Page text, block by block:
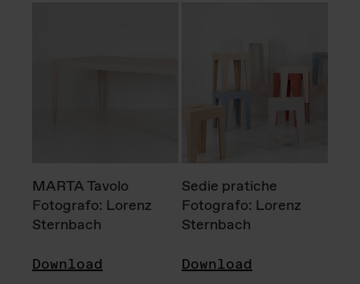
MARTA Tavolo
Fotografo: Lorenz
Sternbach
Download
Sedie pratiche
Fotografo: Lorenz
Sternbach
Download